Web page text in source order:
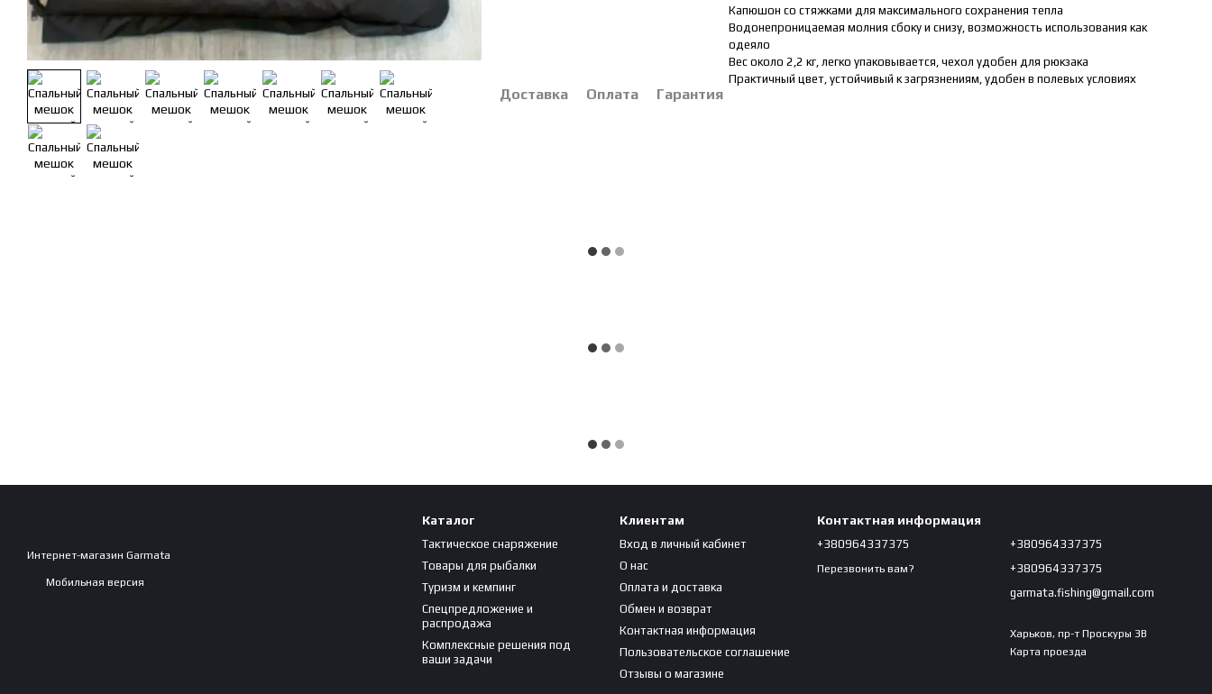
Капюшон со стяжками для максимального сохранения тепла
Водонепроницаемая молния сбоку и снизу, возможность использования как
одеяло
Вес около 2,2 кг, легко упаковывается, чехол удобен для рюкзака
Практичный цвет, устойчивый к загрязнениям, удобен в полевых условиях
Доставка Оплата Гарантия
Интернет-магазин Garmata
Мобильная версия
Каталог
Тактическое снаряжение
Товары для рыбалки
Туризм и кемпинг
Спецпредложение и
распродажа
Комплексные решения под
ваши задачи
Клиентам
Вход в личный кабинет
О нас
Оплата и доставка
Обмен и возврат
Контактная информация
Пользовательское соглашение
Отзывы о магазине
Контактная информация
+380964337375
Перезвонить вам?
+380964337375
+380964337375
garmata.fishing@gmail.com
Харьков, пр-т Проскуры 3В
Карта проезда